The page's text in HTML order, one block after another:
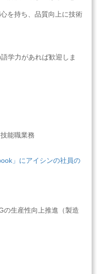
を持ち、品質向上に技術
学力があれば歓迎しま
能職業務
」にアイシンの社員の
の生産性向上推進（製造